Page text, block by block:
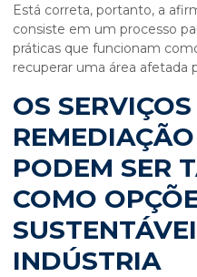
Está correta, portanto, a
consiste em um processo
práticas que funcionam
recuperar uma área afetada
OS
PODEM SER
COMO
INDÚSTRIA